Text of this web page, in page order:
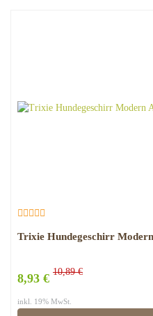
Trixie Hundegeschirr
8,93 € 10,89 €
inkl. 19% MwSt.